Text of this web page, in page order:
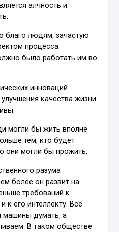
алчность и
благо людям, зачастую
процесса
было работать им во
инноваций
качества жизни
могли бы жить вполне
тем, кто будет
они могли бы прожить.
разума
более он развит на
требований к
к его интеллекту. Всё
машины думать, а
В таком обществе